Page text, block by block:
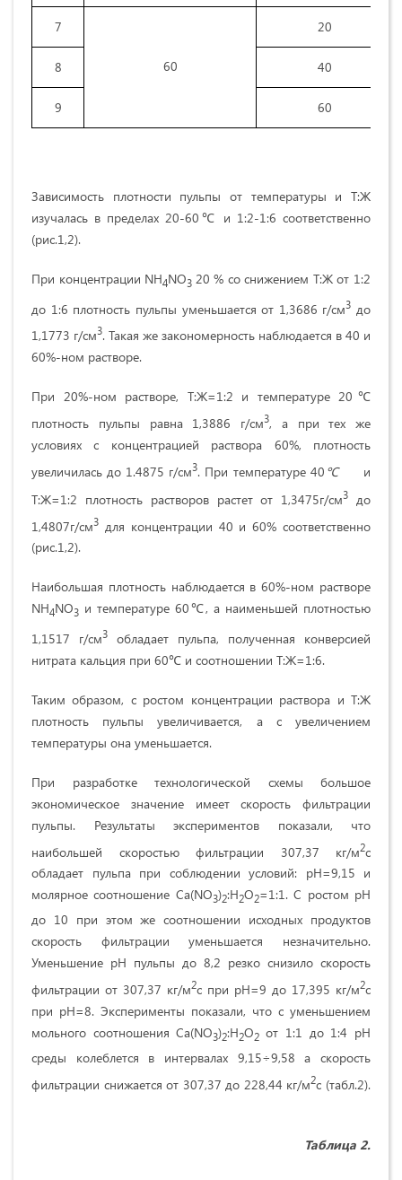
7
60
20
8 40
9 60
Зависимость плотности пульпы от температуры и Т:Ж
изучалась в пределах 20-60℃ и 1:2-1:6 соответственно
(рис.1,2).
При концентрации NH4NO3 20 % со снижением Т:Ж от 1:2
до 1:6 плотность пульпы уменьшается от 1,3686 г/см3 до
1,1773 г/см3. Такая же закономерность наблюдается в 40 и
60%-ном растворе.
При 20%-ном растворе, Т:Ж=1:2 и температуре 20℃
плотность пульпы равна 1,3886 г/см3, а при тех же
условиях с концентрацией раствора 60%,
плотность
увеличилась до 1.4875 г/см3. При температуре 40 ℃
и
Т:Ж=1:2 плотность растворов растет от 1,3475г/см3
до
1,4807г/см3 для концентрации 40 и 60% соответственно
(рис.1,2).
Наибольшая плотность наблюдается в 60%-ном растворе
NH4NO3 и температуре 60℃, а наименьшей плотностью
1,1517 г/см3 обладает пульпа, полученная конверсией
нитрата кальция при 60℃ и соотношении Т:Ж=1:6.
Таким образом, с ростом концентрации раствора и Т:Ж
плотность пульпы увеличивается, а с увеличением
температуры она уменьшается.
При разработке технологической схемы большое
экономическое значение имеет скорость фильтрации
пульпы. Результаты экспериментов показали, что
наибольшей скоростью фильтрации 307,37 кг/м2с
обладает пульпа при соблюдении условий: рН=9,15 и
молярное соотношение Ca(NO3)2:H2O2=1:1. С ростом рН
до 10 при этом же соотношении исходных продуктов
скорость фильтрации уменьшается незначительно.
Уменьшение рН пульпы до 8,2 резко снизило скорость
фильтрации от 307,37 кг/м2с при рН=9 до 17,395 кг/м2с
при рН=8. Эксперименты показали, что с уменьшением
мольного соотношения Ca(NO3)2:H2O2от 1:1 до 1:4 рН
среды колеблется в интервалах 9,15÷9,58 а скорость
фильтрации снижается от 307,37 до 228,44 кг/м2с (табл.2).
Таблица 2.